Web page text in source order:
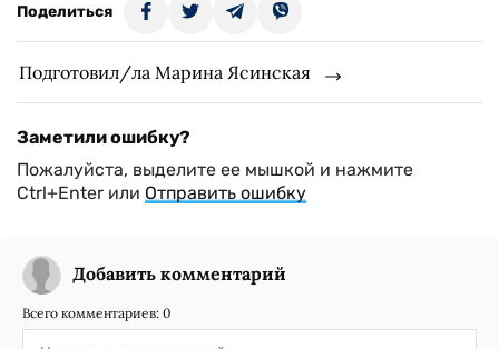
Поделиться
Подготовил/ла Марина Ясинская
Заметили ошибку?
Пожалуйста, выделите ее мышкой и нажмите
Ctrl+Enter или Отправить ошибку
Добавить комментарий
Всего комментариев: 0